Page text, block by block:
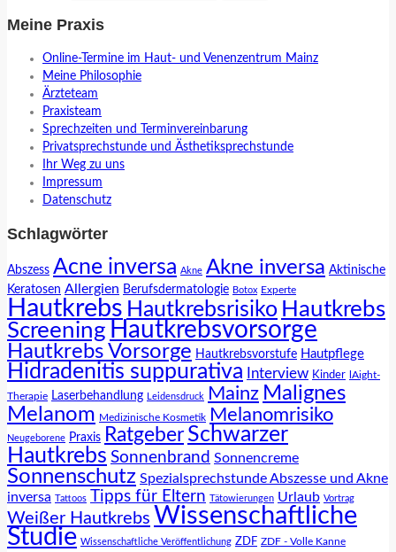
Meine Praxis
Online-Termine im Haut- und Venenzentrum Mainz
Meine Philosophie
Ärzteteam
Praxisteam
Sprechzeiten und Terminvereinbarung
Privatsprechstunde und Ästhetiksprechstunde
Ihr Weg zu uns
Impressum
Datenschutz
Schlagwörter
Abszess Acne inversa Akne Akne inversa Aktinische
Keratosen Allergien Berufsdermatologie Botox Experte
Hautkrebs Hautkrebsrisiko Hautkrebs
Screening Hautkrebsvorsorge
Hautkrebs Vorsorge Hautkrebsvorstufe Hautpflege
Hidradenitis suppurativa Interview Kinder lAight-
Therapie Laserbehandlung Leidensdruck Mainz Malignes
Melanom Medizinische Kosmetik Melanomrisiko
Neugeborene Praxis Ratgeber Schwarzer
Hautkrebs Sonnenbrand Sonnencreme
Sonnenschutz Spezialsprechstunde Abszesse und Akne
inversa Tattoos Tipps für Eltern Tätowierungen Urlaub Vortrag
Weißer Hautkrebs Wissenschaftliche
Studie Wissenschaftliche Veröffentlichung ZDF ZDF - Volle Kanne